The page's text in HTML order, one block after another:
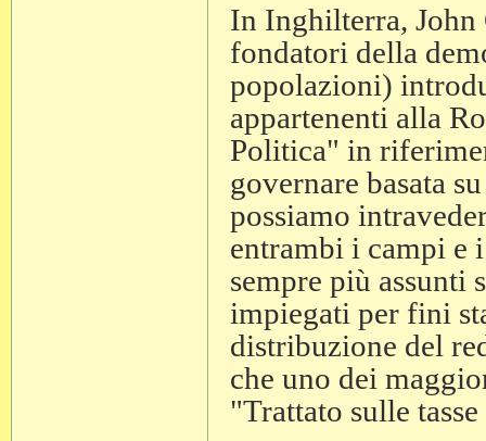
In Inghilterra, John
fondatori della
popolazioni)
appartenenti alla
Politica" in
governare basata
possiamo
entrambi i campi e
sempre più assunti
impiegati per fini
distribuzione del
che uno dei
"Trattato sulle